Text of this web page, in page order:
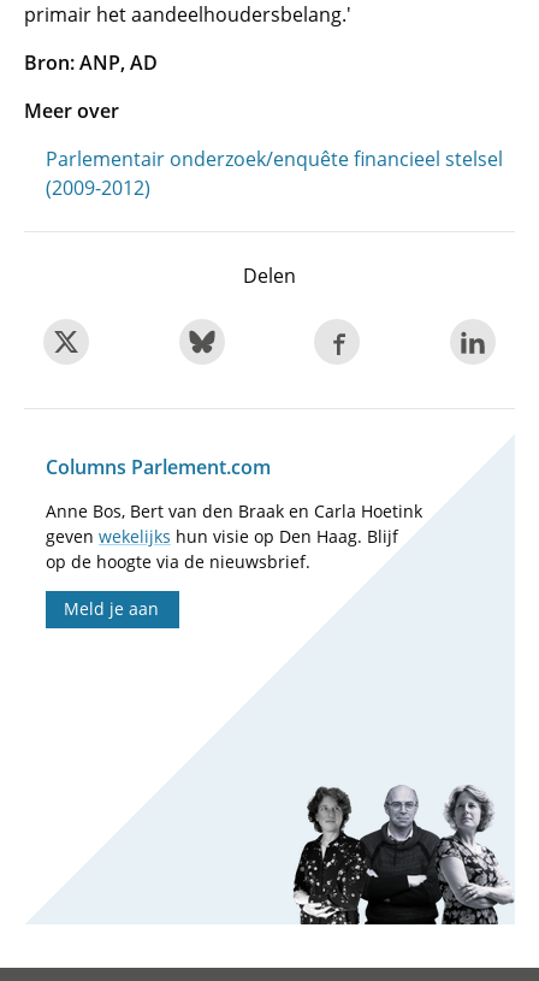
primair het aandeelhoudersbelang.'
Bron: ANP, AD
Meer over
Parlementair onderzoek/enquête financieel stelsel
(2009-2012)
Delen
Columns Parlement.com
Anne Bos, Bert van den Braak en Carla Hoetink
geven wekelijks hun visie op Den Haag. Blijf
op de hoogte via de nieuwsbrief.
Meld je aan